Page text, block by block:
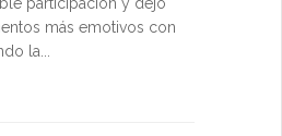
más emotivos con
la...